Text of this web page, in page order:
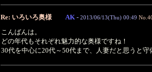
Re: いろいろ奥様 AK - 2013/06/13(Thu) 00:49
こんばんは。
どの年代もそれぞれ魅力的な奥様ですね！
30代を中心に20代～50代まで、人妻だと思うと守